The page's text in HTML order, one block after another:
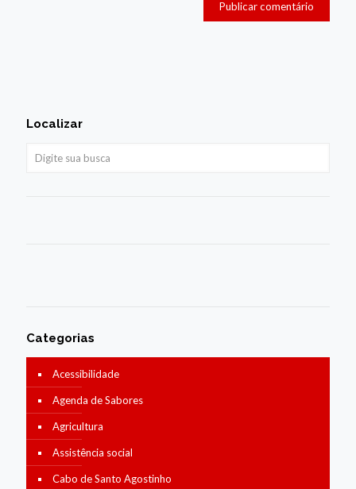
Localizar
Categorias
Acessibilidade
Agenda de Sabores
Agricultura
Assistência social
Cabo de Santo Agostinho